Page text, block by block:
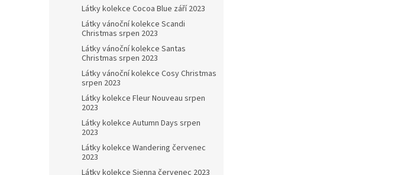
Látky kolekce Cocoa Blue září 2023
Látky vánoční kolekce Scandi
Christmas srpen 2023
Látky vánoční kolekce Santas
Christmas srpen 2023
Látky vánoční kolekce Cosy Christmas
srpen 2023
Látky kolekce Fleur Nouveau srpen
2023
Látky kolekce Autumn Days srpen
2023
Látky kolekce Wandering červenec
2023
Látky kolekce Sienna červenec 2023